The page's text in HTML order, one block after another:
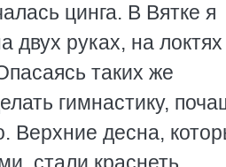
цинга. В Вятке я
двух руках, на
таких же
гимнастику,
Верхние десна,